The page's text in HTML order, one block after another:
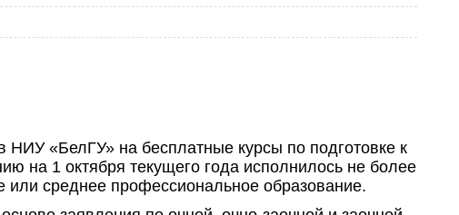
«БелГУ» на бесплатные курсы по подготовке к
на 1 октября текущего года исполнилось не более
среднее профессиональное образование.